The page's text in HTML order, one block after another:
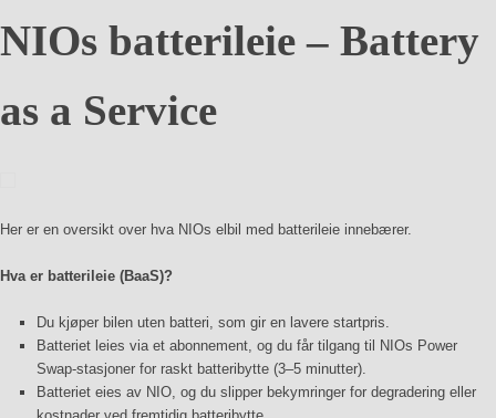
NIOs batterileie – Battery
as a Service
Her er en oversikt over hva NIOs elbil med batterileie innebærer.
Hva er batterileie (BaaS)?
Du kjøper bilen uten batteri, som gir en lavere startpris.
Batteriet leies via et abonnement, og du får tilgang til NIOs Power
Swap-stasjoner for raskt batteribytte (3–5 minutter).
Batteriet eies av NIO, og du slipper bekymringer for degradering eller